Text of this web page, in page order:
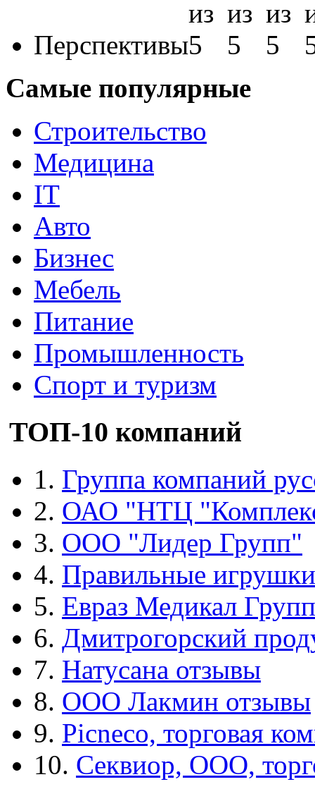
Перспективы
Самые популярные
Строительство
Медицина
IT
Авто
Бизнес
Мебель
Питание
Промышленность
Спорт и туризм
ТОП-10 компаний
1. Группа компаний
2. ОАО "НТЦ
3. ООО "Лидер Групп"
4. Правильные игрушки
5. Евраз Медикал Групп
6. Дмитрогорский
7. Натусана отзывы
8. ООО Лакмин отзывы
9. Picneco, торговая
10. Секвиор, ООО,